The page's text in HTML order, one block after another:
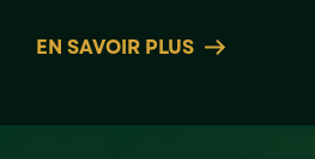
EN SAVOIR PLUS